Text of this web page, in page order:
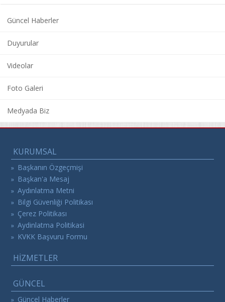
Güncel Haberler
Duyurular
Videolar
Foto Galeri
Medyada Biz
KURUMSAL
» Başkanın Özgeçmişi
» Başkan'a Mesaj
» Aydınlatma Metni
» Bilgi Güvenliği Politikası
» Çerez Politikası
» Aydinlatma Politikasi
» KVKK Başvuru Formu
HİZMETLER
GÜNCEL
» Güncel Haberler